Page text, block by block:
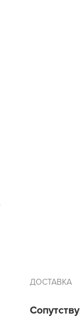
ДОСТАВКА